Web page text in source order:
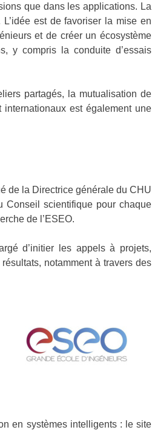
que dans les applications. La
est de favoriser la mise en
et de créer un écosystème
y compris la conduite d’essais
partagés, la mutualisation de
est également une
de la Directrice générale du CHU
Conseil scientifique pour chaque
de l’ESEO.
d’initier les appels à projets,
notamment à travers des
en systèmes intelligents : le site